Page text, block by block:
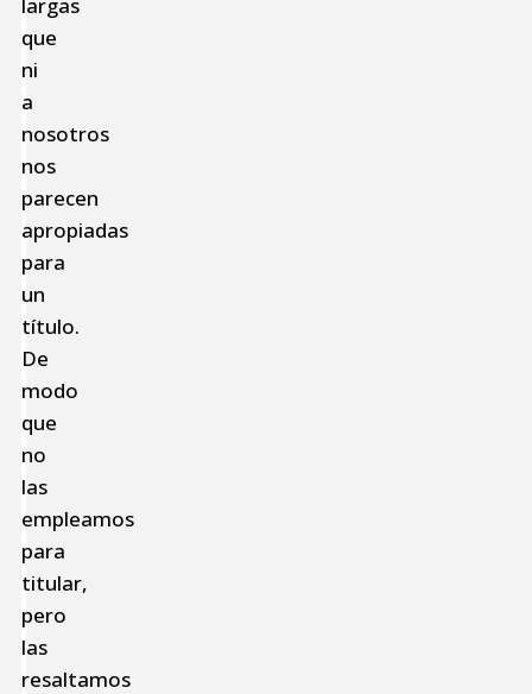
que
ni
a
nosotros
nos
parecen
apropiadas
para
un
título.
De
modo
que
no
las
empleamos
para
titular,
pero
las
resaltamos